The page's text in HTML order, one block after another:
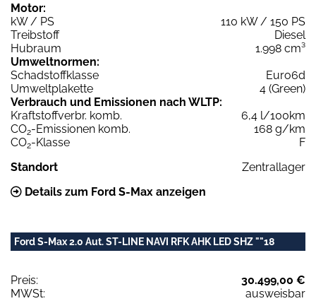
Motor:
kW / PS
110 kW / 150 PS
Treibstoff
Diesel
Hubraum
1.998 cm³
Umweltnormen:
Schadstoffklasse
Euro6d
Umweltplakette
4 (Green)
Verbrauch und Emissionen nach WLTP:
Kraftstoffverbr. komb.
6,4 l/100km
CO2-Emissionen komb.
168 g/km
CO2-Klasse
F
Standort
Zentrallager
Details zum Ford S-Max anzeigen
Ford S-Max 2.0 Aut. ST-LINE NAVI RFK AHK LED SHZ ""18
Preis:
30.499,00 €
MWSt:
ausweisbar